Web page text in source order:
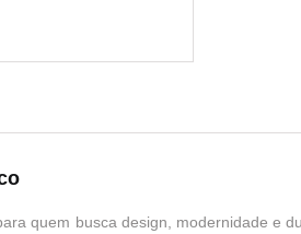
quem busca design, modernidade e